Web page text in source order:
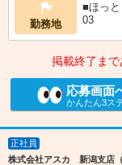
勤務地
■ほっ
03
掲載終了まで
応募画面
かんたん3ス
正社員
株式会社アスカ 新潟支店（